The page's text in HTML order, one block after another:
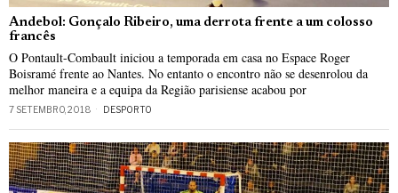
Andebol: Gonçalo Ribeiro, uma derrota frente a um colosso
francês
O Pontault-Combault iniciou a temporada em casa no Espace Roger
Boisramé frente ao Nantes. No entanto o encontro não se desenrolou da
melhor maneira e a equipa da Região parisiense acabou por
7 SETEMBRO, 2018 DESPORTO